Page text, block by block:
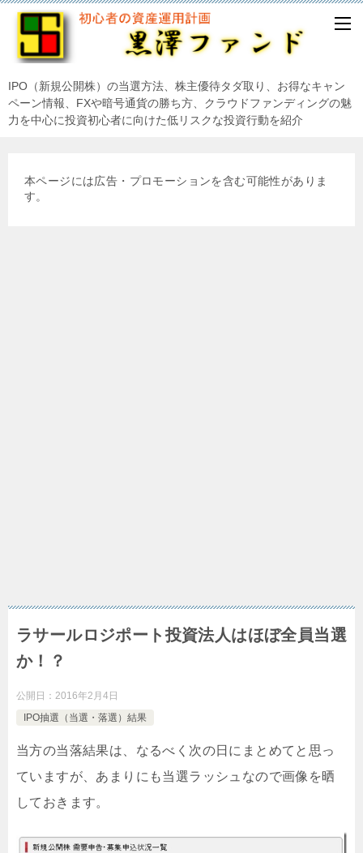
IPO（新規公開株）の当選方法、株主優待タダ取り、お得なキャン
ペーン情報、FXや暗号通貨の勝ち方、クラウドファンディングの魅
力を中心に投資初心者に向けた低リスクな投資行動を紹介
本ページには広告・プロモーションを含む可能性がありま
す。
ラサールロジポート投資法人はほぼ全員当選
か！？
公開日： 2016年2月4日
IPO抽選（当選・落選）結果
当方の当落結果は、なるべく次の日にまとめてと思っ
ていますが、あまりにも当選ラッシュなので画像を晒
しておきます。